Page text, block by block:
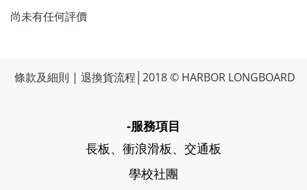
尚未有任何評價
條款及細則 | 退換貨流程 │2018 © HARBOR LONGBOARD
-服務項目
長板、衝浪滑板、交通板
學校社團